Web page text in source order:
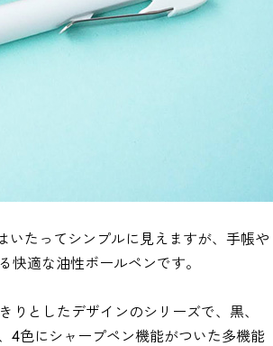
いたってシンプルに見えますが、手帳や
快適な油性ボールペンです。
りとしたデザインのシリーズで、黒、
4色にシャープペン機能がついた多機能